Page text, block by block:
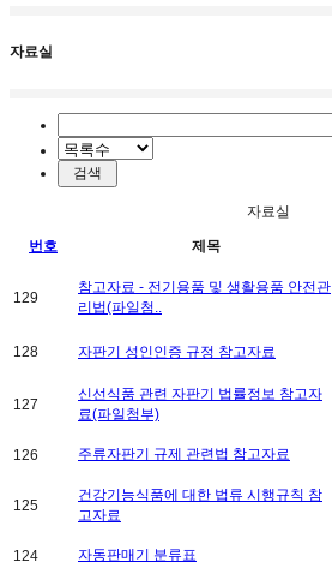
자료실
자료실
번호 제목
129
참고자료 - 전기용품 및 생활용품 안전관
리법(파일첨..
128 자판기 성인인증 규정 참고자료
127
신선식품 관련 자판기 법률정보 참고자
료(파일첨부)
126 주류자판기 규제 관련법 참고자료
125
건강기능식품에 대한 법류 시행규칙 참
고자료
124 자동판매기 분류표